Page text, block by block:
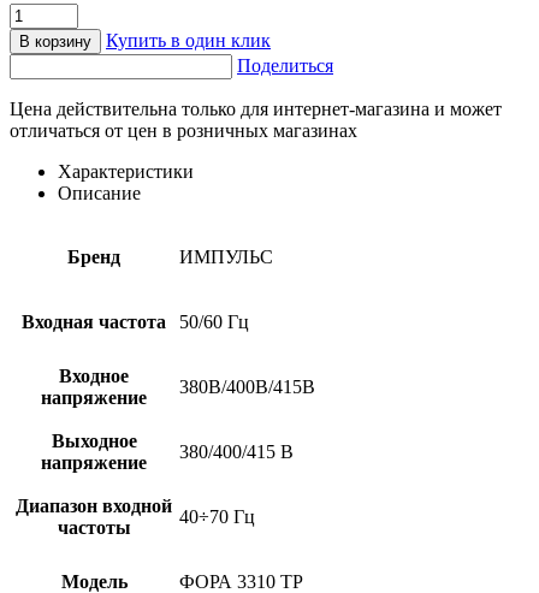
Количество
товара
ИБП
Импульс
Фора
3310
ТР
В корзину
Купить в один клик
Поделиться
Цена действительна только для интернет-магазина и может
отличаться от цен в розничных магазинах
Характеристики
Описание
Бренд ИМПУЛЬС
Входная частота 50/60 Гц
Входное
напряжение
380В/400В/415В
Выходное
напряжение
380/400/415 В
Диапазон входной
частоты
40÷70 Гц
Модель ФОРА 3310 ТР